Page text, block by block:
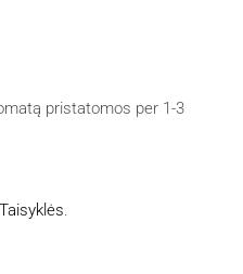
pristatomos per 1-3
Taisyklės